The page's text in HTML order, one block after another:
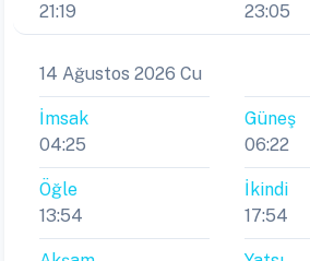
21:19
23:05
14 Ağustos 2026 Cu
İmsak
04:25
Güneş
06:22
Öğle
13:54
İkindi
17:54